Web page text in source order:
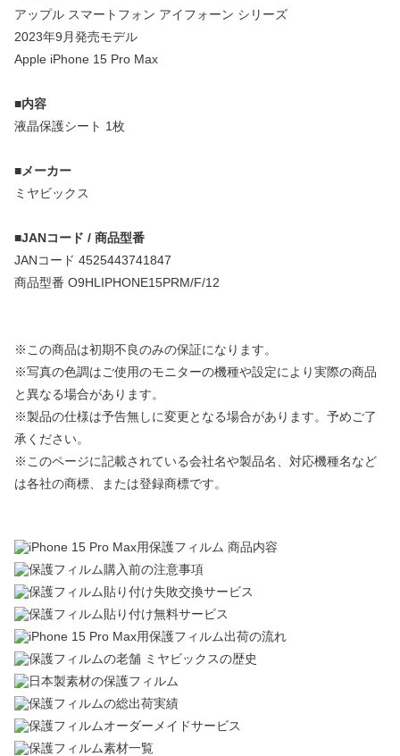
アップル スマートフォン アイフォーン シリーズ
2023年9月発売モデル
Apple iPhone 15 Pro Max
■内容
液晶保護シート 1枚
■メーカー
ミヤビックス
■JANコード / 商品型番
JANコード 4525443741847
商品型番 O9HLIPHONE15PRM/F/12
※この商品は初期不良のみの保証になります。
※写真の色調はご使用のモニターの機種や設定により実際の商品
と異なる場合があります。
※製品の仕様は予告無しに変更となる場合があります。予めご了
承ください。
※このページに記載されている会社名や製品名、対応機種名など
は各社の商標、または登録商標です。